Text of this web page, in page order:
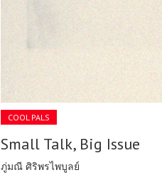
COOL PALS
​​​​​​​Small Talk, Big Issue
ภู่มณี ศิริพรไพบูลย์